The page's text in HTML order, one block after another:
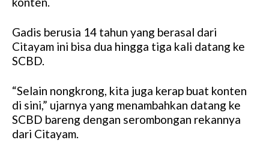
Gadis berusia 14 tahun yang berasal dari
Citayam ini bisa dua hingga tiga kali datang ke
SCBD.
“Selain nongkrong, kita juga kerap buat konten
di sini,” ujarnya yang menambahkan datang ke
SCBD bareng dengan serombongan rekannya
dari Citayam.